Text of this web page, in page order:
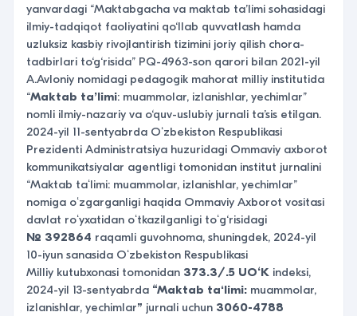
yanvardagi “Maktabgacha va maktab ta’limi sohasidagi
ilmiy-tadqiqot faoliyatini qo‘llab quvvatlash hamda
uzluksiz kasbiy rivojlantirish tizimini joriy qilish chora-
tadbirlari to‘g‘risida” PQ-4963-son qarori bilan 2021-yil
A.Avloniy nomidagi pedagogik mahorat milliy institutida
“Maktab ta’limi: muammolar, izlanishlar, yechimlar”
nomli ilmiy-nazariy va o‘quv-uslubiy jurnali ta’sis etilgan.
2024-yil 11-sentyabrda Oʻzbekiston Respublikasi
Prezidenti Administratsiya huzuridagi Ommaviy axborot
kommunikatsiyalar agentligi tomonidan institut jurnalini
“Maktab taʻlimi: muammolar, izlanishlar, yechimlar”
nomiga oʻzgarganligi haqida Ommaviy Axborot vositasi
davlat roʻyxatidan oʻtkazilganligi toʻg‘risidagi
№ 392864 raqamli guvohnoma, shuningdek, 2024-yil
10-iyun sanasida Oʻzbekiston Respublikasi
Milliy kutubxonasi tomonidan 373.3/.5 UO‘K indeksi,
2024-yil 13-sentyabrda “Maktab taʻlimi: muammolar,
izlanishlar, yechimlar” jurnali uchun 3060-4788